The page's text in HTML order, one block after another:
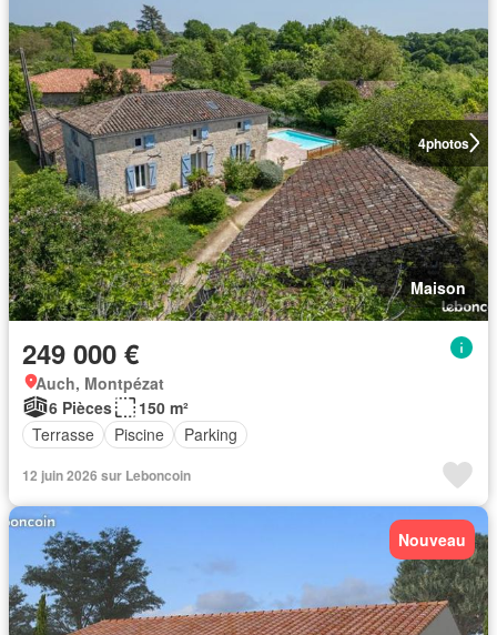
4photos
Maison
249 000 €
Auch, Montpézat
6 Pièces
150 m²
Terrasse
Piscine Parking
12 juin 2026 sur Leboncoin
Nouveau